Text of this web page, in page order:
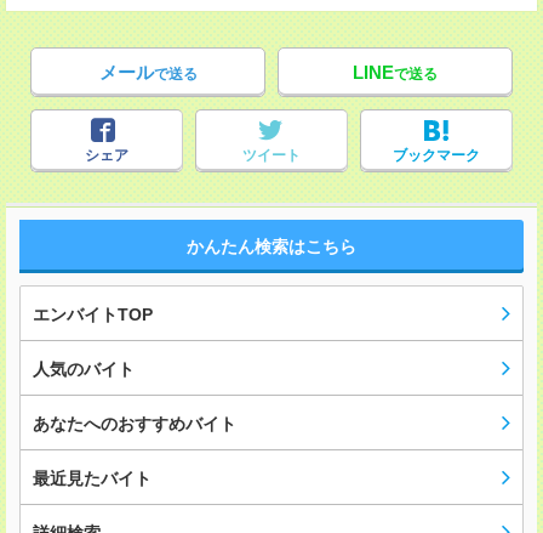
メールで送る LINEで送る
シェア ツイート ブックマーク
かんたん検索はこちら
エンバイトTOP
人気のバイト
あなたへのおすすめバイト
最近見たバイト